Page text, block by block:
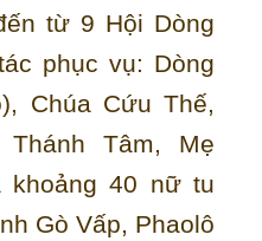
từ 9 Hội Dòng
phục vụ: Dòng
Chúa Cứu Thế,
Tâm, Mẹ
khoảng 40 nữ tu
Gò Vấp, Phaolô